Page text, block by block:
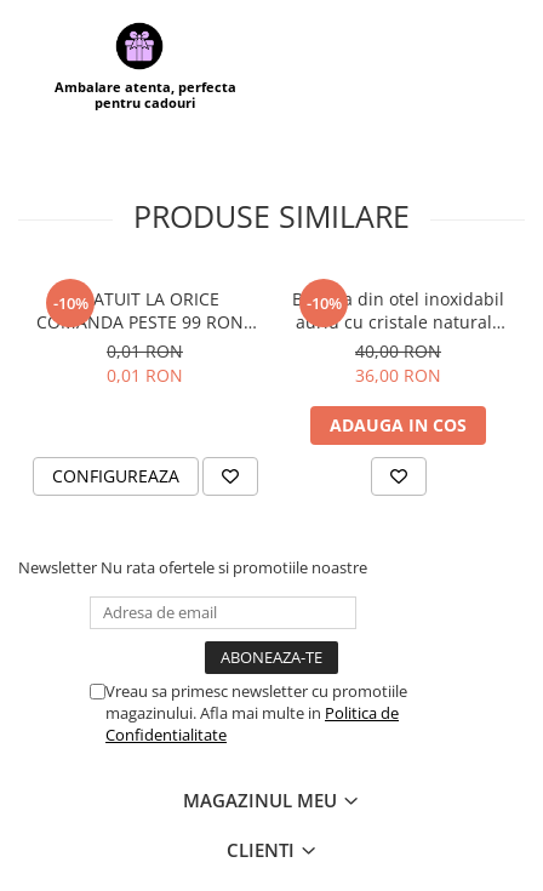
Ambalare atenta, perfecta
pentru cadouri
PRODUSE SIMILARE
-10%GRATUIT LA ORICE
COMANDA PESTE 99 RON -
Cutie personalizata cadou
Black and Yang
0,01 RON
0,01 RON
CONFIGUREAZA
-10%
Bratara din otel inoxidabil
auriu cu cristale naturale
de pirita - abundenta,
prosperitate, succes
40,00 RON
36,00 RON
ADAUGA IN COS
Newsletter Nu rata ofertele si promotiile noastre
Vreau sa primesc newsletter cu promotiile
magazinului. Afla mai multe in Politica de
Confidentialitate
MAGAZINUL MEU
CLIENTI